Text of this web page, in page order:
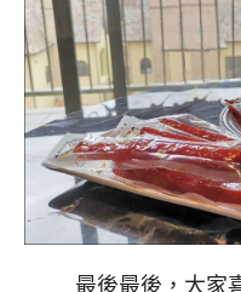
最後最後，大家